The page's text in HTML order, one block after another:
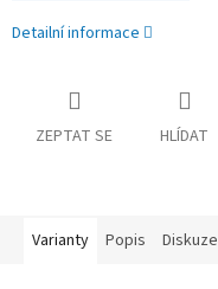
Detailní informace
ZEPTAT SE HLÍDAT
Varianty Popis Diskuze